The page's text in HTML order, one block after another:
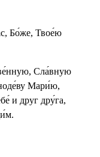
Бо́же, Твое́ю
Сла́вную
Мари́ю,
и друг дру́га,